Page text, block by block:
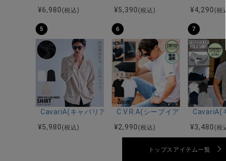
¥6,980 (税込)
¥5,390 (税込)
¥4,290 (税
5
CavariA(キャバリア)オープンカラー楊柳シャツ/全3色
¥5,980 (税込)
6
C.V.R.A(シーブイアールエー)吸
¥2,990 (税込)
7
CavariA(
¥3,480 (税
トップスアイテム一覧